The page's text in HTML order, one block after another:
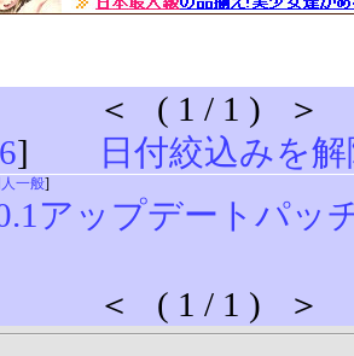
＜ ( 1 / 1 ) ＞
] 日付絞込みを
人一般]
アップデートパッ
＜ ( 1 / 1 ) ＞